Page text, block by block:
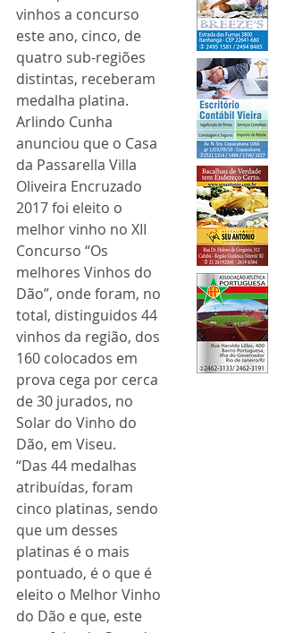
vinhos a concurso
este ano, cinco, de
quatro sub-regiões
distintas, receberam
medalha platina.
Arlindo Cunha
anunciou que o Casa
da Passarella Villa
Oliveira Encruzado
2017 foi eleito o
melhor vinho no XII
Concurso “Os
melhores Vinhos do
Dão”, onde foram, no
total, distinguidos 44
vinhos da região, dos
160 colocados em
prova cega por cerca
de 30 jurados, no
Solar do Vinho do
Dão, em Viseu.
“Das 44 medalhas
atribuídas, foram
cinco platinas, sendo
que um desses
platinas é o mais
pontuado, é o que é
eleito o Melhor Vinho
do Dão e que, este